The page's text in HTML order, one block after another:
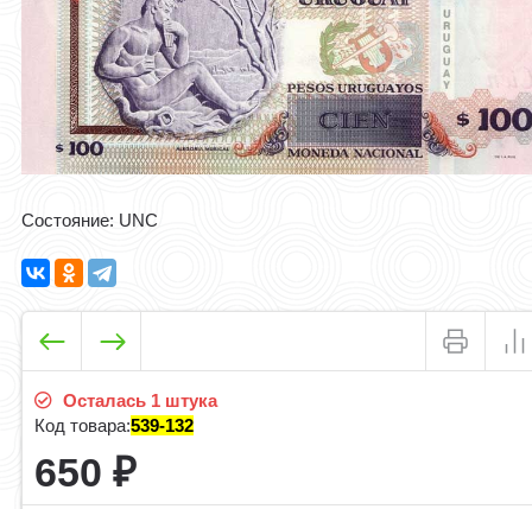
Cостояние: UNC
Осталась 1 штука
Код товара:539-132
650₽